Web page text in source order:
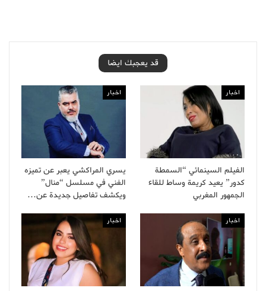
قد يعجبك ايضا
اخبار
الفيلم السينمائي “السمطة
كدور” يعيد كريمة وساط للقاء
الجمهور المغربي
اخبار
يسري المراكشي يعبر عن تميزه
الفني في مسلسل “منال”
ويكشف تفاصيل جديدة عن…
اخبار اخبار